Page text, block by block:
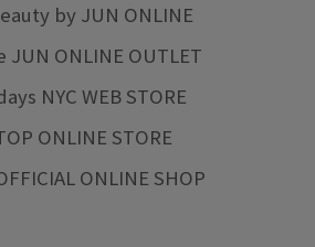
by JUN ONLINE
JUN ONLINE OUTLET
NYC WEB STORE
ONLINE STORE
ONLINE SHOP